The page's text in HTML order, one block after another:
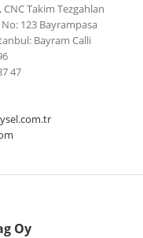
Takim Tezgahlan
123 Bayrampasa
Bayram Calli
47
Oy